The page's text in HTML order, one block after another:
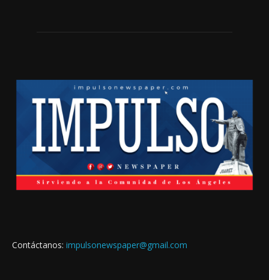
Contáctanos: impulsonewspaper@gmail.com